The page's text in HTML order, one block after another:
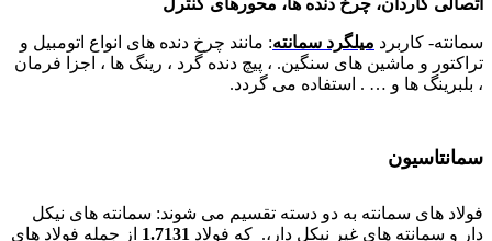
سمانته- کاربرد میلگرد سمانته: مانند چرخ دنده های انواع اتومبیل و
تراکتور و ماشین های سنگین. ، پیچ دنده گرد ، رینگ ها ، اجزا فرمان
، بلبرینگ ها و … . استفاده می گردد.
سمانتاسیون
فولاد های سمانته به دو دسته تقسیم می شوند: سمانته های نیکل
دار و سمانته های غیر نیکل دار،. که فولاد 1.7131 از جمله فولاد های